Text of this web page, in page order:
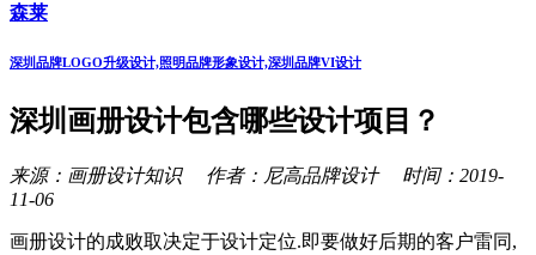
森莱
深圳品牌LOGO升级设计,照明品牌形象设计,深圳品牌VI设计
深圳画册设计包含哪些设计项目？
来源：画册设计知识 作者：尼高品牌设计 时间：2019-
11-06
画册设计的成败取决定于设计定位.即要做好后期的客户雷同,